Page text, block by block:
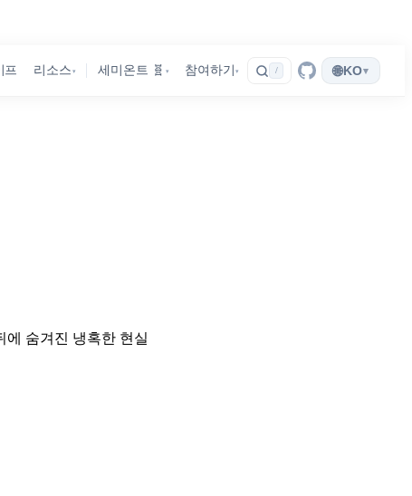
프 리소스 ▾ 세미온트 🧬 ▾ 참여하기 ▾ / 🌐KO▾
에 숨겨진 냉혹한 현실